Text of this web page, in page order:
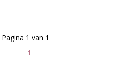
1
Pagina 1 van 1